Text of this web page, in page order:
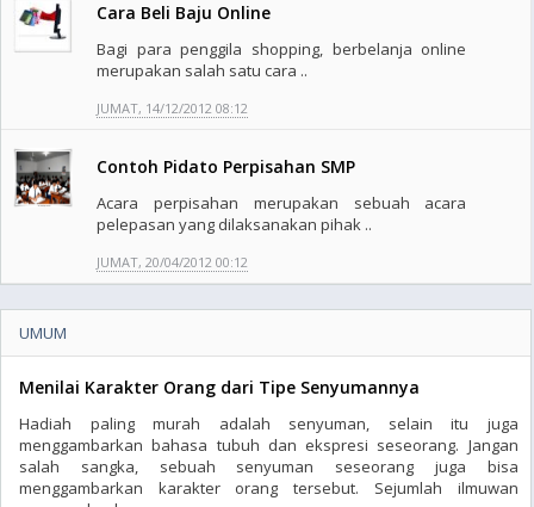
Cara Beli Baju Online
Bagi para penggila shopping, berbelanja online
merupakan salah satu cara ..
JUMAT, 14/12/2012 08:12
Contoh Pidato Perpisahan SMP
Acara perpisahan merupakan sebuah acara
pelepasan yang dilaksanakan pihak ..
JUMAT, 20/04/2012 00:12
UMUM
Menilai Karakter Orang dari Tipe Senyumannya
Hadiah paling murah adalah senyuman, selain itu juga
menggambarkan bahasa tubuh dan ekspresi seseorang. Jangan
salah sangka, sebuah senyuman seseorang juga bisa
menggambarkan karakter orang tersebut. Sejumlah ilmuwan